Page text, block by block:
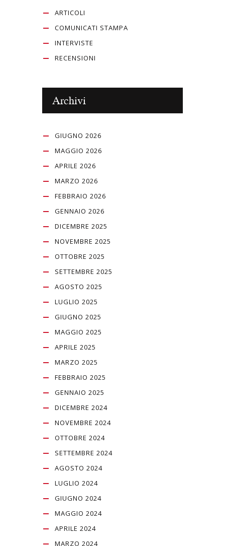
ARTICOLI
COMUNICATI STAMPA
INTERVISTE
RECENSIONI
Archivi
GIUGNO 2026
MAGGIO 2026
APRILE 2026
MARZO 2026
FEBBRAIO 2026
GENNAIO 2026
DICEMBRE 2025
NOVEMBRE 2025
OTTOBRE 2025
SETTEMBRE 2025
AGOSTO 2025
LUGLIO 2025
GIUGNO 2025
MAGGIO 2025
APRILE 2025
MARZO 2025
FEBBRAIO 2025
GENNAIO 2025
DICEMBRE 2024
NOVEMBRE 2024
OTTOBRE 2024
SETTEMBRE 2024
AGOSTO 2024
LUGLIO 2024
GIUGNO 2024
MAGGIO 2024
APRILE 2024
MARZO 2024